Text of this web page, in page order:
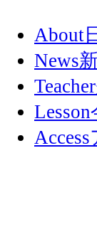
About
News
Teacher
Lesson
Access